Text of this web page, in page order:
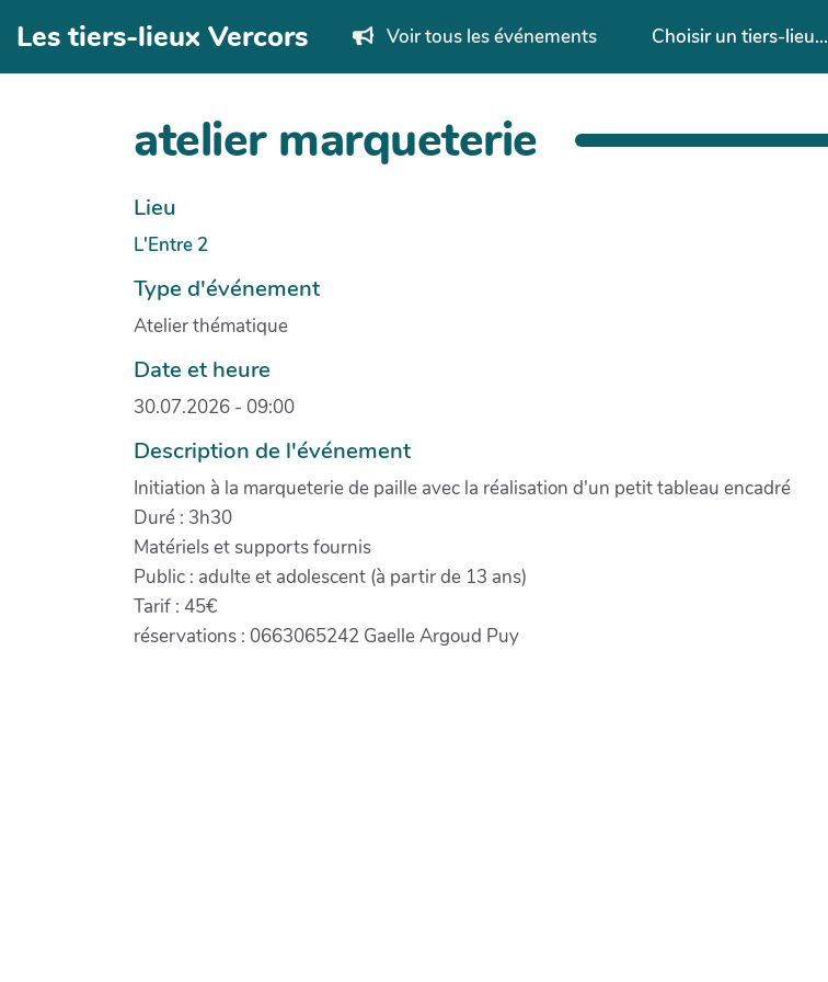
Aller au contenu principal
Les tiers-lieux Vercors Voir tous les événements Choisir un tiers-lieu...
atelier marqueterie
Lieu
L'Entre 2
Type d'événement
Atelier thématique
Date et heure
30.07.2026 - 09:00
Description de l'événement
Initiation à la marqueterie de paille avec la réalisation d'un petit tableau encadré
Duré : 3h30
Matériels et supports fournis
Public : adulte et adolescent (à partir de 13 ans)
Tarif : 45€
réservations : 0663065242 Gaelle Argoud Puy